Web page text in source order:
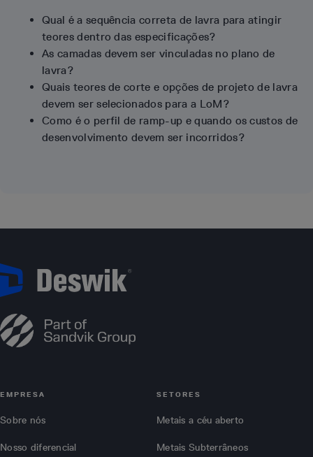
Qual é a sequência correta de lavra para atingir
teores dentro das especificações?
As camadas devem ser vinculadas no plano de
lavra?
Quais teores de corte e opções de projeto de lavra
devem ser selecionados para a LoM?
Como é o perfil de ramp-up e quando os custos de
desenvolvimento devem ser incorridos?
EMPRESA
Sobre nós
Nosso diferencial
SETORES
Metais a céu aberto
Metais Subterrâneos